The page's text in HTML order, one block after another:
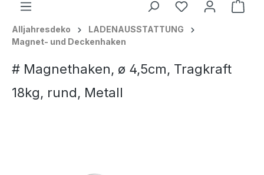
Alljahresdeko
LADENAUSSTATTUNG
Magnet- und Deckenhaken
# Magnethaken, ø 4,5cm, Tragkraft
18kg, rund, Metall